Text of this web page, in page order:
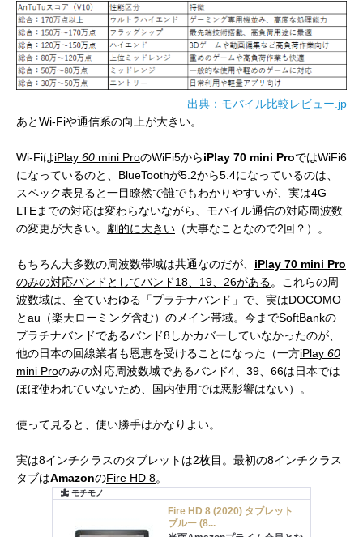
出典：モバイル比較レビュー.jp
あとWi-Fiや通信系の向上が大きい。
Wi-FiはiPlay 60 mini ProのWiFi5からiPlay 70 mini ProではWiFi6
になっているのと、BlueToothが5.2から5.4になっているのは、
スペック表見ると一目瞭然で誰でもわかりやすいが、実は4G
LTEまでの対応は変わらないながら、モバイル通信の対応周波数
の変更が大きい。 劇的に大きい （大事なことなので2回？）。
もちろん大多数の周波数帯域は共通なのだが、 iPlay 70 mini Pro
のみの対応バンドとしてバンド18、19、26がある。これらの周
波数域は、全ていわゆる「プラチナバンド」で、実はDOCOMO
とau（楽天ローミング含む）のメイン帯域。今までSoftBankの
プラチナバンドであるバンド8しかカバーしていなかったのが、
他の日本の回線業者も恩恵を受けることになった（一方iPlay 60
mini Proのみの対応周波数域であるバンド4、39、66は日本では
ほぼ使われていないため、国内使用では悪影響はない）。
使って見ると、使い勝手はかなりよい。
実は8インチクラスのタブレットは2枚目。最初の8インチクラス
タブはAmazonのFire HD 8。